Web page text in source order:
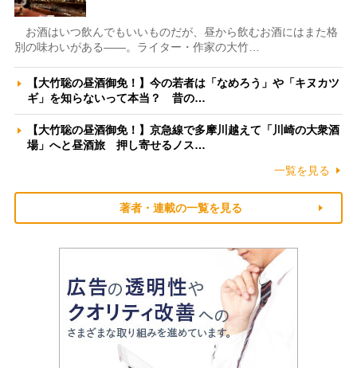
お酒はいつ飲んでもいいものだが、昼から飲むお酒にはまた格
別の味わいがある――。ライター・作家の大竹…
【大竹聡の昼酒御免！】今の若者は「なめろう」や「キヌカツ
ギ」を知らないって本当？ 昔の…
【大竹聡の昼酒御免！】京急線で多摩川越えて「川崎の大衆酒
場」へと昼酒旅 押し寄せるノス…
一覧を見る
著者・連載の一覧を見る